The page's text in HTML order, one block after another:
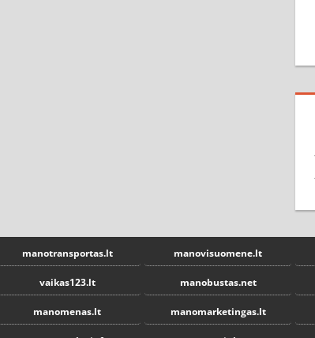
manotransportas.lt manovisuomene.lt
vaikas123.lt manobustas.net
manomenas.lt manomarketingas.lt